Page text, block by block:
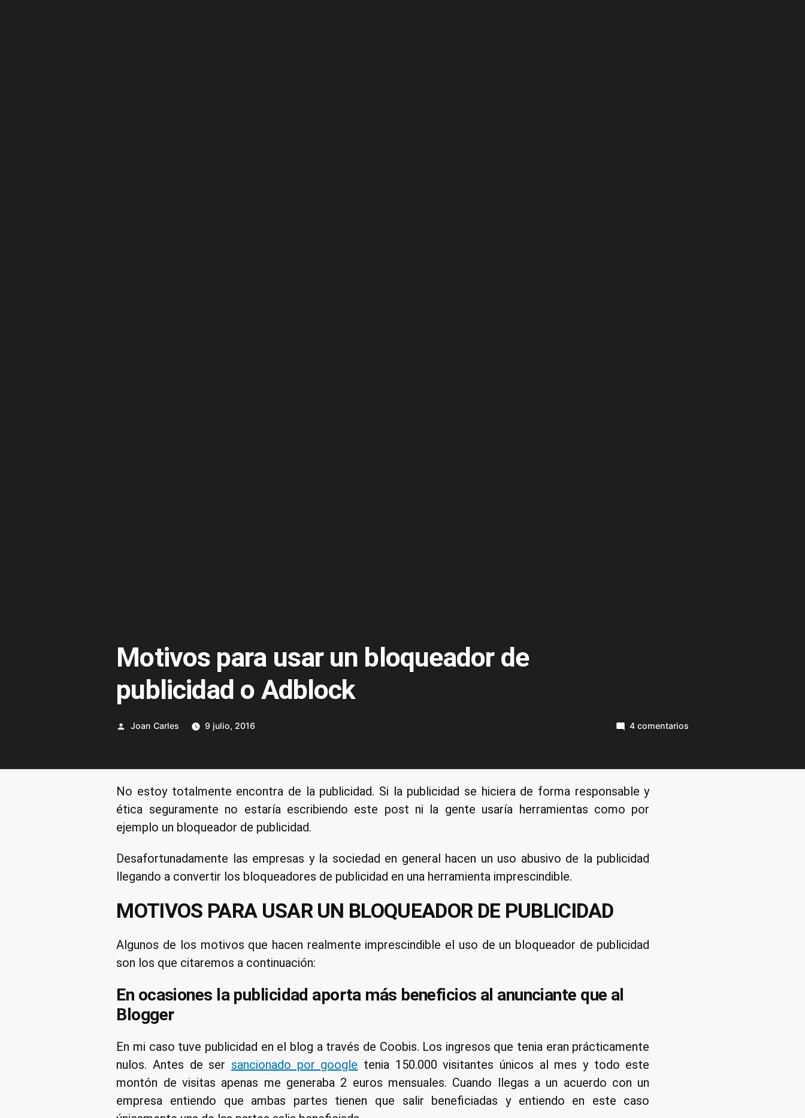
Motivos para usar un bloqueador de
publicidad o Adblock
Publicado
Joan Carles 9 julio, 2016 4 comentariosen
usar
No estoy totalmente encontra de la publicidad. Si la publicidad se hiciera de forma responsable y
ética seguramente no estaría escribiendo este post ni la gente usaría herramientas como por
ejemplo un bloqueador de publicidad.
Desafortunadamente las empresas y la sociedad en general hacen un uso abusivo de la publicidad
llegando a convertir los bloqueadores de publicidad en una herramienta imprescindible.
MOTIVOS PARA USAR UN BLOQUEADOR DE PUBLICIDAD
Algunos de los motivos que hacen realmente imprescindible el uso de un bloqueador de publicidad
son los que citaremos a continuación:
En ocasiones la publicidad aporta más beneficios al anunciante que al
Blogger
En mi caso tuve publicidad en el blog a través de Coobis. Los ingresos que tenia eran prácticamente
nulos. Antes de ser sancionado por google tenia 150.000 visitantes únicos al mes y todo este
montón de visitas apenas me generaba 2 euros mensuales. Cuando llegas a un acuerdo con un
empresa entiendo que ambas partes tienen que salir beneficiadas y entiendo en este caso